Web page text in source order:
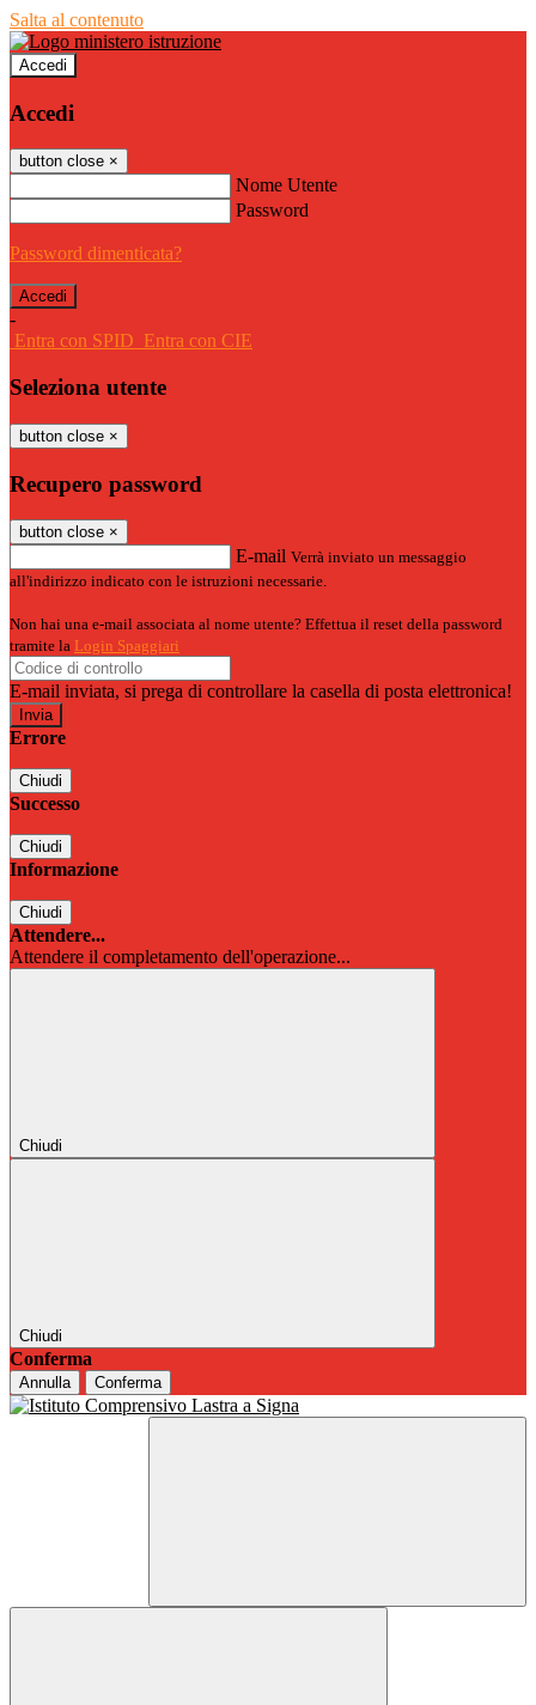
Salta al contenuto
Accedi
Accedi
button close ×
Nome Utente
Password
Password dimenticata?
-
Entra con SPID Entra con CIE
Seleziona utente
button close ×
Recupero password
button close ×
E-mail Verrà inviato un messaggio
all'indirizzo indicato con le istruzioni necessarie.
Non hai una e-mail associata al nome utente? Effettua il reset della password
tramite la Login Spaggiari
E-mail inviata, si prega di controllare la casella di posta elettronica!
Errore
Chiudi
Successo
Chiudi
Informazione
Chiudi
Attendere...
Attendere il completamento dell'operazione...
Chiudi
Chiudi
Conferma
Annulla Conferma